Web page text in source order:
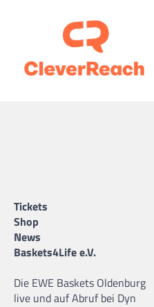
Tickets
Shop
News
Baskets4Life e.V.
Die EWE Baskets Oldenburg
live und auf Abruf bei Dyn